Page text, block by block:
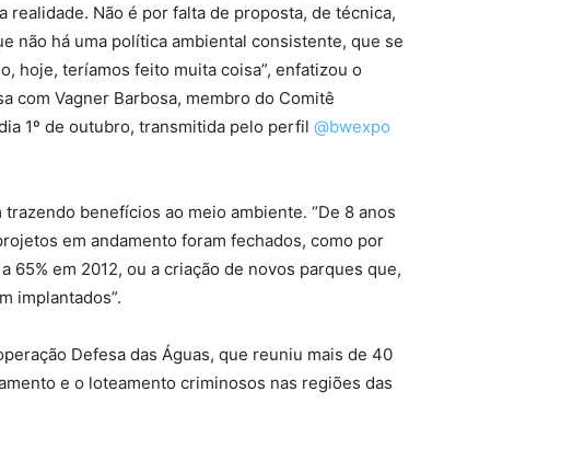
realidade. Não é por falta de proposta, de técnica,
não há uma política ambiental consistente, que se
hoje, teríamos feito muita coisa”, enfatizou o
com Vagner Barbosa, membro do Comitê
1º de outubro, transmitida pelo perfil @bwexpo
benefícios ao meio ambiente. “De 8 anos
em andamento foram fechados, como por
em 2012, ou a criação de novos parques que,
implantados”.
Defesa das Águas, que reuniu mais de 40
e o loteamento criminosos nas regiões das